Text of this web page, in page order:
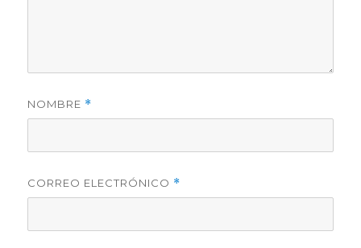
NOMBRE *
CORREO ELECTRÓNICO *